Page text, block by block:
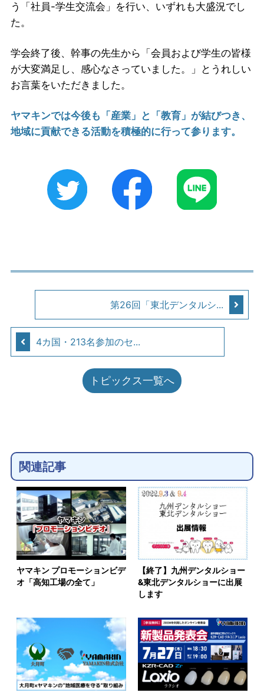
う「社員-学生交流会」を行い、いずれも大盛況でし
た。
学会終了後、幹事の先生から「会員および学生の皆様
が大変満足し、感心なさっていました。」とうれしい
お言葉をいただきました。
ヤマキンでは今後も「産業」と「教育」が結びつき、
地域に貢献できる活動を積極的に行って参ります。
第26回「東北デンタルシ...
4カ国・213名参加のセ...
トピックス一覧へ
関連記事
ヤマキン プロモーションビデ
オ「高知工場の全て」
【終了】九州デンタルショー
&東北デンタルショーに出展
します